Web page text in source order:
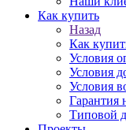
Как купить
Назад
Как
Условия
Условия
Условия
Гарантия
Типовой